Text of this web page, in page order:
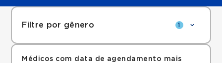
Filtre por gênero 1
Médicos com data de agendamento mais